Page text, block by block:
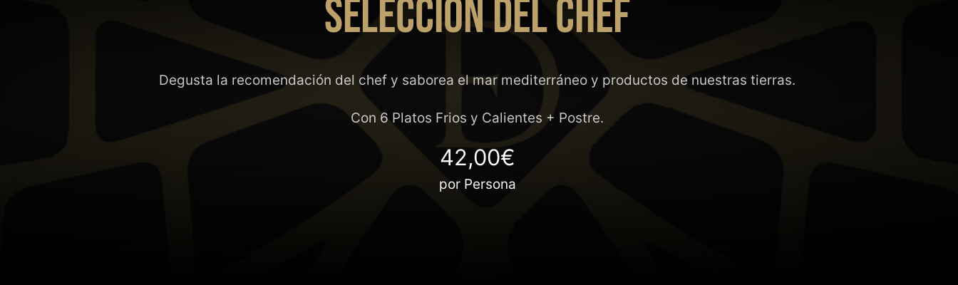
SELECCIÓN DEL CHEF
Degusta la recomendación del chef y saborea el mar mediterráneo y productos de nuestras tierras.
Con 6 Platos Frios y Calientes + Postre.
42,00€
por Persona